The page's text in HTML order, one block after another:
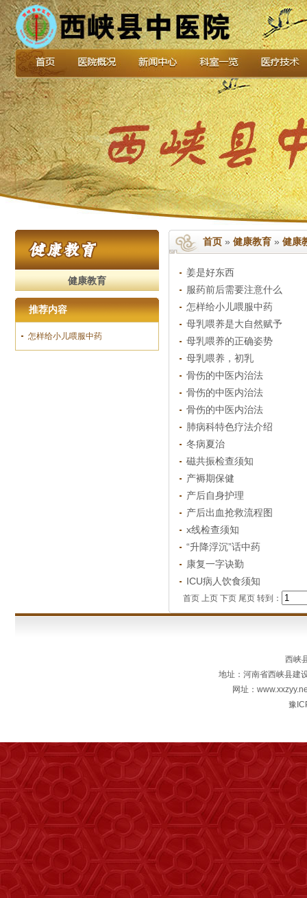
健康教育
推荐内容
怎样给小儿喂服中药
首页 » 健康教育 » 健康
姜是好东西
服药前后需要注意什么
怎样给小儿喂服中药
母乳喂养是大自然赋予
母乳喂养的正确姿势
母乳喂养，初乳
骨伤的中医内治法
骨伤的中医内治法
骨伤的中医内治法
肺病科特色疗法介绍
冬病夏治
磁共振检查须知
产褥期保健
产后自身护理
产后出血抢救流程图
x线检查须知
“升降浮沉”话中药
康复一字诀勤
ICU病人饮食须知
首页 上页 下页 尾页 转到：
西峡
地址：河南省西峡县建
网址：
豫